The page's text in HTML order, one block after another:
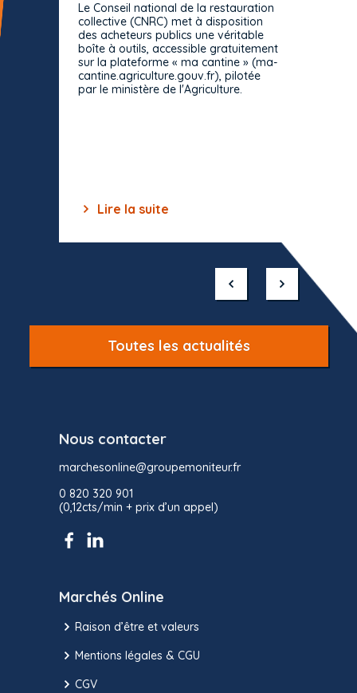
Le Conseil national de la restauration
collective (CNRC) met à disposition
des acheteurs publics une véritable
boîte à outils, accessible gratuitement
sur la plateforme « ma cantine » (ma-
cantine.agriculture.gouv.fr), pilotée
par le ministère de l'Agriculture.
Lire la suite
Toutes les actualités
Nous contacter
marchesonline@groupemoniteur.fr
0 820 320 901
(0,12cts/min + prix d’un appel)
Marchés Online
Raison d’être et valeurs
Mentions légales & CGU
CGV